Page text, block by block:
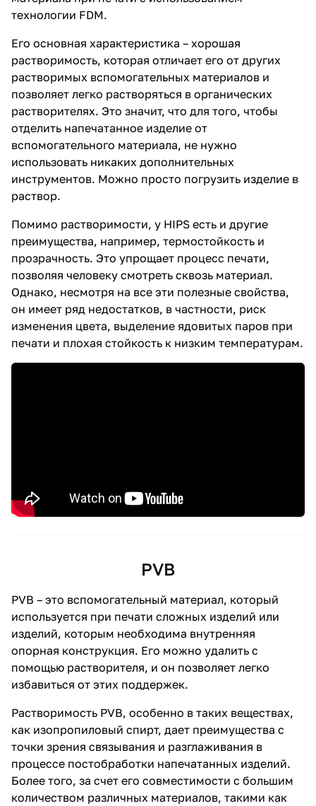
технологии FDM.
Его основная характеристика – хорошая
растворимость, которая отличает его от других
растворимых вспомогательных материалов и
позволяет легко растворяться в органических
растворителях. Это значит, что для того, чтобы
отделить напечатанное изделие от
вспомогательного материала, не нужно
использовать никаких дополнительных
инструментов. Можно просто погрузить изделие в
раствор.
Помимо растворимости, у HIPS есть и другие
преимущества, например, термостойкость и
прозрачность. Это упрощает процесс печати,
позволяя человеку смотреть сквозь материал.
Однако, несмотря на все эти полезные свойства,
он имеет ряд недостатков, в частности, риск
изменения цвета, выделение ядовитых паров при
печати и плохая стойкость к низким температурам.
PVB
PVB – это вспомогательный материал, который
используется при печати сложных изделий или
изделий, которым необходима внутренняя
опорная конструкция. Его можно удалить с
помощью растворителя, и он позволяет легко
избавиться от этих поддержек.
Растворимость PVB, особенно в таких веществах,
как изопропиловый спирт, дает преимущества с
точки зрения связывания и разглаживания в
процессе постобработки напечатанных изделий.
Более того, за счет его совместимости с большим
количеством различных материалов, такими как